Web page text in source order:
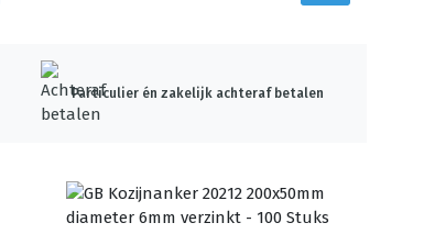
Particulier én zakelijk achteraf betalen